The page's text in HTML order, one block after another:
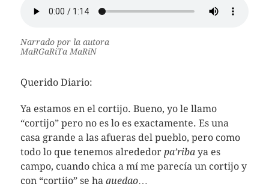
Narrado por la autora
MaRGaRiTa MaRíN
Querido Diario:
Ya estamos en el cortijo. Bueno, yo le llamo
“cortijo” pero no es lo es exactamente. Es una
casa grande a las afueras del pueblo, pero como
todo lo que tenemos alrededor pa’ribaya es
campo, cuando chica a mí me parecía un cortijo y
con “cortijo” se ha quedao…